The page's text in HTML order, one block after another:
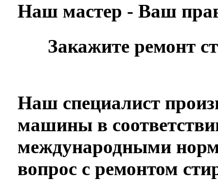
Наш мастер - Ваш
Закажите ремонт
Наш специалист
машины в
международными
вопрос с ремонтом